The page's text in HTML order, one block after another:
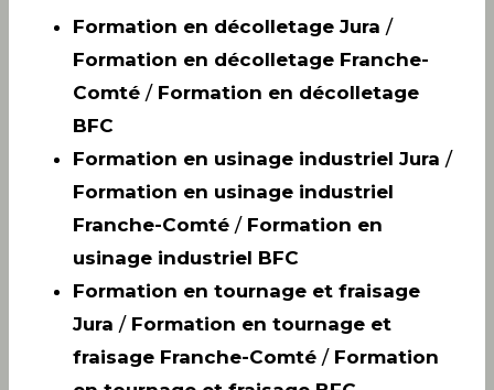
Formation en décolletage Jura /
Formation en décolletage Franche-
Comté / Formation en décolletage
BFC
Formation en usinage industriel Jura /
Formation en usinage industriel
Franche-Comté / Formation en
usinage industriel BFC
Formation en tournage et fraisage
Jura / Formation en tournage et
fraisage Franche-Comté / Formation